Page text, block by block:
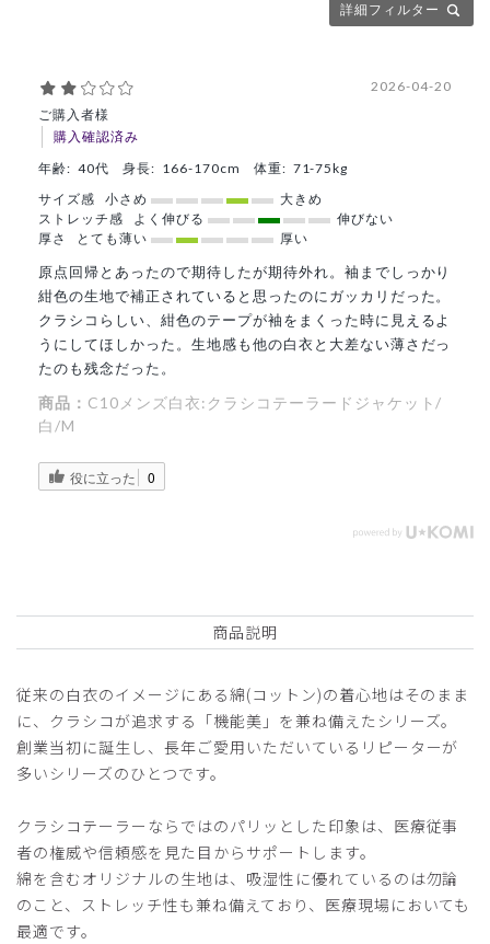
詳細フィルター
ご購入者様
購入確認済み
2026-04-20
年齢: 40代 身長: 166-170cm 体重: 71-75kg
サイズ感
小さめ
大きめ
ストレッチ感
よく伸びる
伸びない
厚さ
とても薄い 厚い
原点回帰とあったので期待したが期待外れ。袖までしっかり
紺色の生地で補正されていると思ったのにガッカリだった。
クラシコらしい、紺色のテープが袖をまくった時に見えるよ
うにしてほしかった。生地感も他の白衣と大差ない薄さだっ
たのも残念だった。
商品： C10メンズ白衣:クラシコテーラードジャケット/
白/M
役に立った 0
商品説明
従来の白衣のイメージにある綿(コットン)の着心地はそのまま
に、クラシコが追求する「機能美」を兼ね備えたシリーズ。
創業当初に誕生し、長年ご愛用いただいているリピーターが
多いシリーズのひとつです。
クラシコテーラーならではのパリッとした印象は、医療従事
者の権威や信頼感を見た目からサポートします。
綿を含むオリジナルの生地は、吸湿性に優れているのは勿論
のこと、ストレッチ性も兼ね備えており、医療現場においても
最適です。